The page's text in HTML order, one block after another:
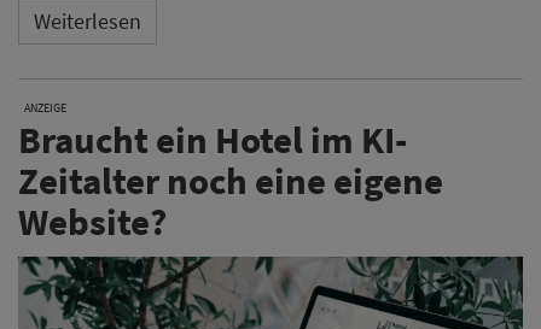
Weiterlesen
ANZEIGE
Braucht ein Hotel im KI-
Zeitalter noch eine eigene
Website?